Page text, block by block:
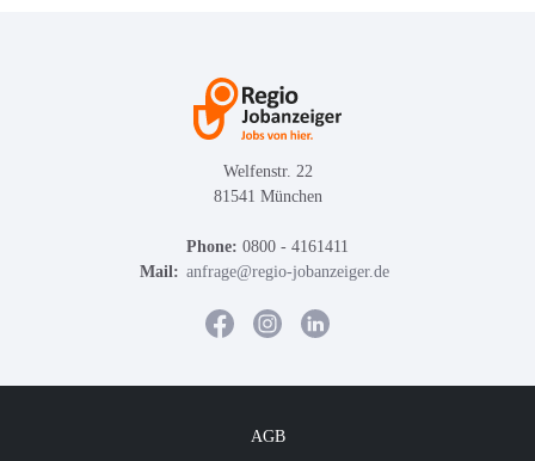
Welfenstr. 22
81541 München
Phone: 0800 - 4161411
Mail: anfrage@regio-jobanzeiger.de
AGB